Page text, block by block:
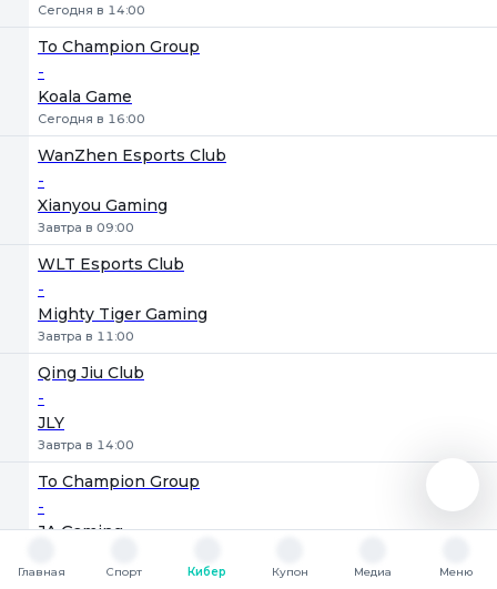
Сегодня в 14:00
To Champion Group
-
Koala Game
Сегодня в 16:00
WanZhen Esports Club
-
Xianyou Gaming
Завтра в 09:00
WLT Esports Club
-
Mighty Tiger Gaming
Завтра в 11:00
Qing Jiu Club
-
JLY
Завтра в 14:00
To Champion Group
-
JA Gaming
Главная
Спорт
Кибер
Купон
Медиа
Меню